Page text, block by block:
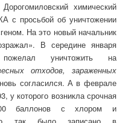
химический
с просьбой об уничтожении
На это новый начальник
В середине января
пожелал уничтожить на
отходов, зараженных
согласился. А в феврале
которого возникла срочная
баллонов с хлором и